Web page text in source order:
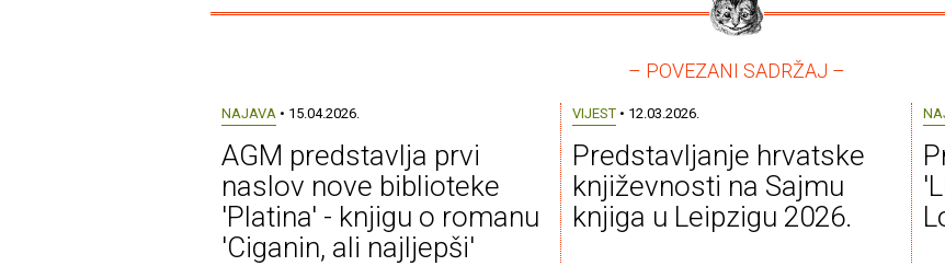
– POVEZANI SADRŽAJ –
NAJAVA• 15.04.2026.
AGM predstavlja prvi
naslov nove biblioteke
'Platina' - knjigu o romanu
'Ciganin, ali najljepši'
VIJEST• 12.03.2026.
Predstavljanje hrvatske
književnosti na Sajmu
knjiga u Leipzigu 2026.